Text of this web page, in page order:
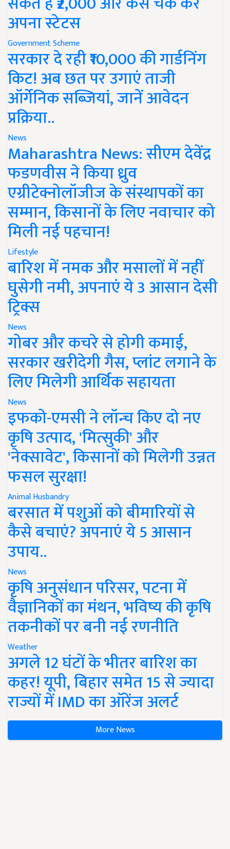
अपना स्टेटस
Government Scheme
सरकार दे रही ₹10,000 की गार्डनिंग
किट! अब छत पर उगाएं ताजी
ऑर्गेनिक सब्जियां, जानें आवेदन
प्रक्रिया..
News
Maharashtra News: सीएम देवेंद्र
फडणवीस ने किया ध्रुव
एग्रीटेक्नोलॉजीज के संस्थापकों का
सम्मान, किसानों के लिए नवाचार को
मिली नई पहचान!
Lifestyle
बारिश में नमक और मसालों में नहीं
घुसेगी नमी, अपनाएं ये 3 आसान देसी
ट्रिक्स
News
गोबर और कचरे से होगी कमाई,
सरकार खरीदेगी गैस, प्लांट लगाने के
लिए मिलेगी आर्थिक सहायता
News
इफको-एमसी ने लॉन्च किए दो नए
कृषि उत्पाद, 'मित्सुकी' और
'नेक्सावेट', किसानों को मिलेगी उन्नत
फसल सुरक्षा!
Animal Husbandry
बरसात में पशुओं को बीमारियों से
कैसे बचाएं? अपनाएं ये 5 आसान
उपाय..
News
कृषि अनुसंधान परिसर, पटना में
वैज्ञानिकों का मंथन, भविष्य की कृषि
तकनीकों पर बनी नई रणनीति
Weather
अगले 12 घंटों के भीतर बारिश का
कहर! यूपी, बिहार समेत 15 से ज्यादा
राज्यों में IMD का ऑरेंज अलर्ट
More News